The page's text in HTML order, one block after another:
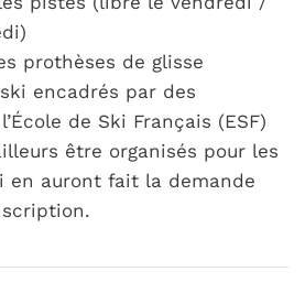
prothèses de glisse
encadrés par des
de Ski Français (ESF)
être organisés pour les
en auront fait la demande